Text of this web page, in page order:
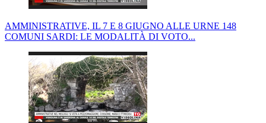
AMMINISTRATIVE, IL 7 E 8 GIUGNO ALLE URNE 148
COMUNI SARDI: LE MODALITÀ DI VOTO...